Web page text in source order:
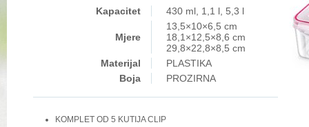
Kapacitet 430 ml, 1,1 l, 5,3 l
Mjere
13,5×10×6,5 cm
18,1×12,5×8,6 cm
29,8×22,8×8,5 cm
Materijal
PLASTIKA
Boja
PROZIRNA
KOMPLET OD 5 KUTIJA CLIP